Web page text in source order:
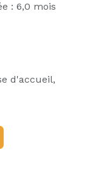
: 6,0 mois
d'accueil,